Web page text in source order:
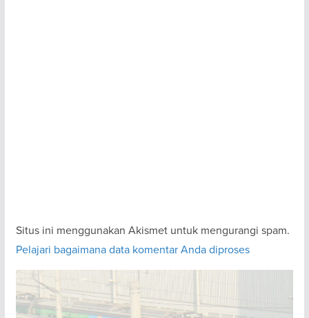
Situs ini menggunakan Akismet untuk mengurangi spam.
Pelajari bagaimana data komentar Anda diproses